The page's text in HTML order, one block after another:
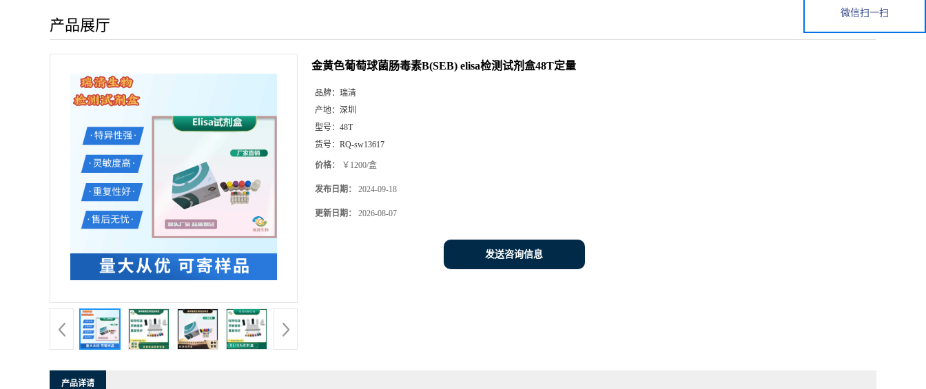
产品展厅
金黄色葡萄球菌肠毒素B(SEB) elisa检测试剂盒48T定量
品牌： 瑞清
产地： 深圳
型号： 48T
货号： RQ-sw13617
价格： ￥1200/盒
发布日期： 2024-09-18
更新日期： 2026-08-07
发送咨询信息
产品详请
微信扫一扫